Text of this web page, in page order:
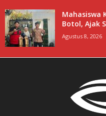
Mahasiswa
Botol, Ajak
Agustus 8, 2026